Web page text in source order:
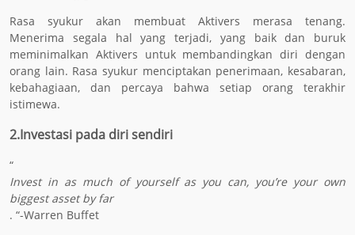
Rasa syukur akan membuat Aktivers merasa tenang.
Menerima segala hal yang terjadi, yang baik dan buruk
meminimalkan Aktivers untuk membandingkan diri dengan
orang lain. Rasa syukur menciptakan penerimaan, kesabaran,
kebahagiaan, dan percaya bahwa setiap orang terakhir
istimewa.
2.Investasi pada diri sendiri
“
Invest in as much of yourself as you can, you’re your own
biggest asset by far
. “-Warren Buffet